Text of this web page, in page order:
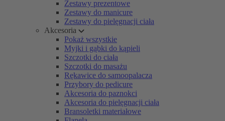
Zestawy prezentowe
Zestawy do manicure
Zestawy do pielęgnacji ciała
Akcesoria
Pokaż wszystkie
Myjki i gąbki do kąpieli
Szczotki do ciała
Szczotki do masażu
Rękawice do samoopalacza
Przybory do pedicure
Akcesoria do paznokci
Akcesoria do pielęgnacji ciała
Bransoletki materiałowe